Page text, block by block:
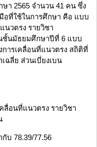
า 2565 จำนวน 41 คน ซึ่ง
อที่ใช้ในการศึกษา คือ แบบ
นวตรง รายวิชา
ชั้นมัธยมศึกษาปีที่ 6 แบบ
การเคลื่อนที่แนวตรง สถิติที่
ฉลี่ย ส่วนเบี่ยงเบน
ลื่อนที่แนวตรง รายวิชา
บ 78.39/77.56